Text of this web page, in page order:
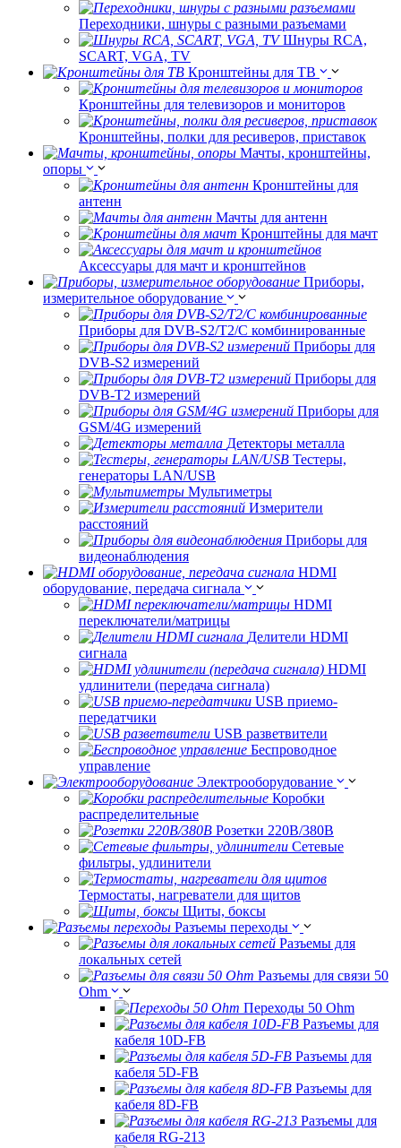
Переходники, шнуры с разными разъемами
Шнуры RCA,
SCART, VGA, TV
Кронштейны для ТВ
Кронштейны для телевизоров и мониторов
Кронштейны, полки для ресиверов, приставок
Мачты, кронштейны,
опоры
Кронштейны для
антенн
Мачты для антенн
Кронштейны для мачт
Аксессуары для мачт и кронштейнов
Приборы,
измерительное оборудование
Приборы для DVB-S2/T2/C комбинированные
Приборы для
DVB-S2 измерений
Приборы для
DVB-T2 измерений
Приборы для
GSM/4G измерений
Детекторы металла
Тестеры,
генераторы LAN/USB
Мультиметры
Измерители
расстояний
Приборы для
видеонаблюдения
HDMI
оборудование, передача сигнала
HDMI
переключатели/матрицы
Делители HDMI
сигнала
HDMI
удлинители (передача сигнала)
USB приемо-
передатчики
USB разветвители
Беспроводное
управление
Электрооборудование
Коробки
распределительные
Розетки 220В/380В
Сетевые
фильтры, удлинители
Термостаты, нагреватели для щитов
Щиты, боксы
Разъемы переходы
Разъемы для
локальных сетей
Разъемы для связи 50
Ohm
Переходы 50 Ohm
Разъемы для
кабеля 10D-FB
Разъемы для
кабеля 5D-FB
Разъемы для
кабеля 8D-FB
Разъемы для
кабеля RG-213